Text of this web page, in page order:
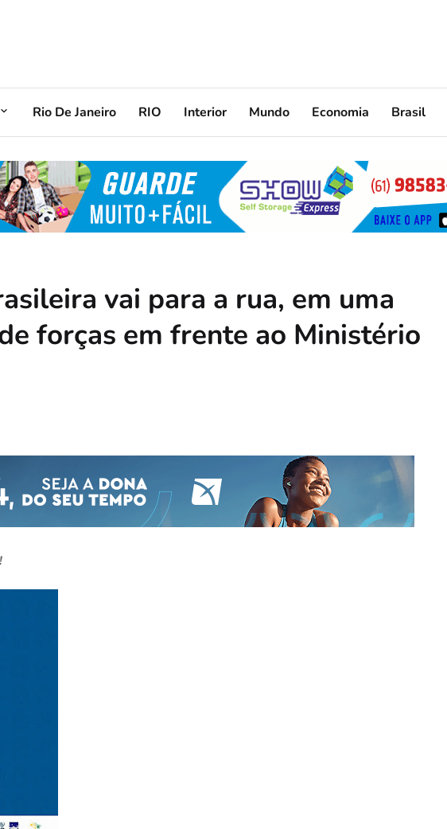
Rio De Janeiro RIO Interior Mundo Economia Brasil
vai para a rua, em uma
forças em frente ao Ministério